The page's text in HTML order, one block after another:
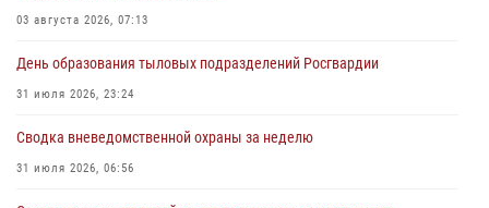
03 августа 2026, 07:13
День образования тыловых подразделений Росгвардии
31 июля 2026, 23:24
Сводка вневедомственной охраны за неделю
31 июля 2026, 06:56